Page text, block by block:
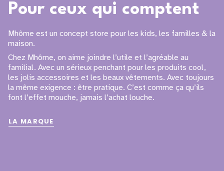
Pour ceux qui comptent
Mhôme est un concept store pour les kids, les familles & la
maison.
Chez Mhôme, on aime joindre l’utile et l’agréable au
familial. Avec un sérieux penchant pour les produits cool,
les jolis accessoires et les beaux vêtements. Avec toujours
la même exigence : être pratique. C’est comme ça qu’ils
font l’effet mouche, jamais l’achat louche.
LA MARQUE